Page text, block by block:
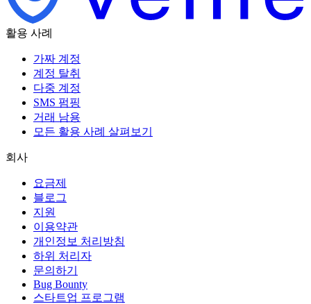
활용 사례
가짜 계정
계정 탈취
다중 계정
SMS 펌핑
거래 남용
모든 활용 사례 살펴보기
회사
요금제
블로그
지원
이용약관
개인정보 처리방침
하위 처리자
문의하기
Bug Bounty
스타트업 프로그램